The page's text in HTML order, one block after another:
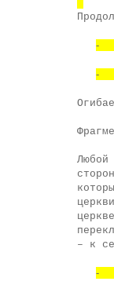
-
-
Любой
– к
-